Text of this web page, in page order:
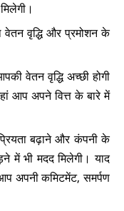
वृद्धि और प्रमोशन के
वेतन वृद्धि अच्छी होगी
आप अपने वित्त के बारे में
बढ़ाने और कंपनी के
में भी मदद मिलेगी। याद
अपनी कमिटमेंट, समर्पण